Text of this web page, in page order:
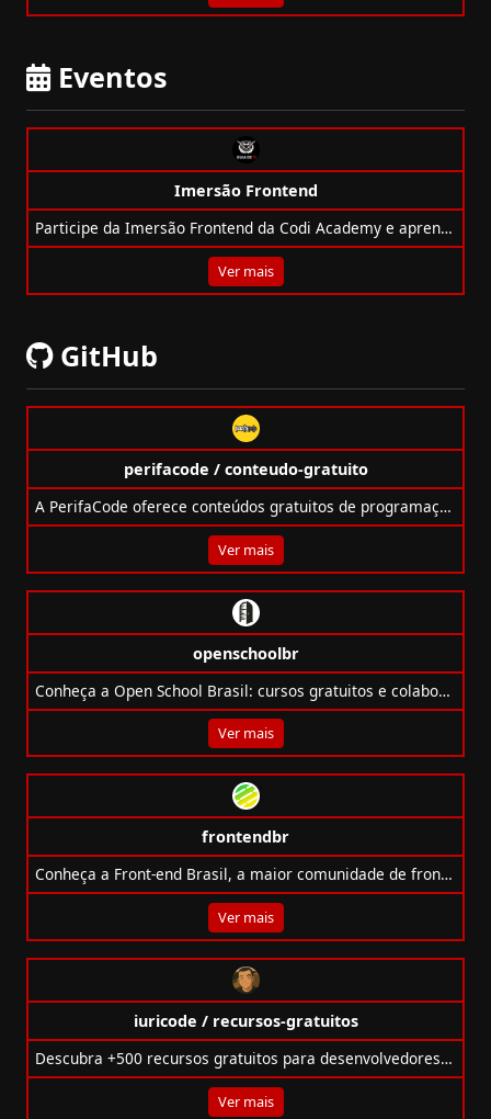
Eventos
Imersão Frontend
Participe da Imersão Frontend da Codi Academy e aprenda a criar Google e Netflix do zero, 100% online, gratuita e com certificado!
Ver mais
GitHub
perifacode / conteudo-gratuito
A PerifaCode oferece conteúdos gratuitos de programação para quem vem da periferia, com cursos, desafios e materiais acessíveis.
Ver mais
openschoolbr
Conheça a Open School Brasil: cursos gratuitos e colaborativos em programação, design e tecnologia para toda a comunidade.
Ver mais
frontendbr
Conheça a Front-end Brasil, a maior comunidade de front-end do país com vagas, debates e apoio à carreira!
Ver mais
iuricode / recursos-gratuitos
Descubra +500 recursos gratuitos para desenvolvedores: imagens, ícones, cursos, livros e mais no repositório de Iuri Silva.
Ver mais